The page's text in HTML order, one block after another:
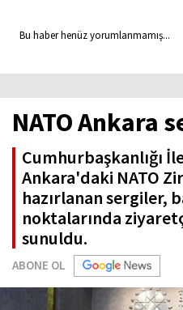
Bu haber henüz yorumlanmamış...
NATO Ankara
Cumhurbaşkanlığı
Ankara'daki NATO
hazırlanan sergiler,
noktalarında
sunuldu.
ABONE OL